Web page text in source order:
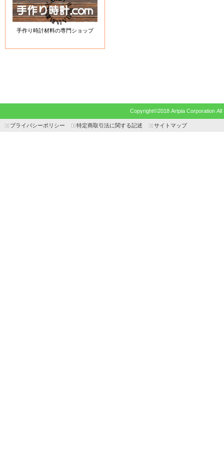
手作り時計材料の専門ショップ
Copyright©2018 Artpia Corporation
プライバシーポリシー 特定商取引法に関する記述 サイトマップ